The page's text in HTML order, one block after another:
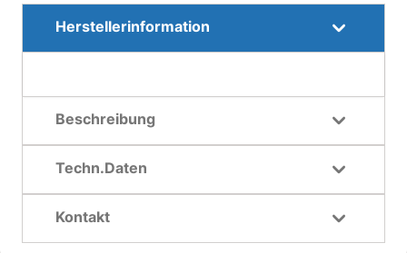
Herstellerinformation
Beschreibung
Techn.Daten
Kontakt